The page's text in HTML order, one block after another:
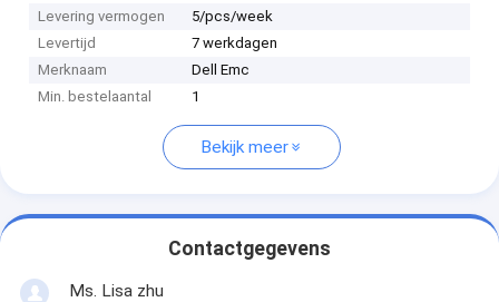
Levering vermogen
5/pcs/week
Levertijd
7 werkdagen
Merknaam
Dell Emc
Min. bestelaantal
1
Bekijk meer
Contactgegevens
Ms. Lisa zhu